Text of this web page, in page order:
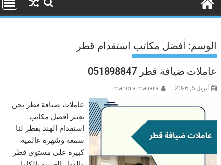
الوسم: أفضل مكاتب استقدام قطر
عاملات ضيافة قطر 051898847
أبريل 6, 2026 manora manara
عاملات ضيافة قطر نحن
نعتبر أفضل مكاتب
استقدام الهند بقطر لنا
سمعة وشهرة عالمية
كبيرة على مستوى قطر